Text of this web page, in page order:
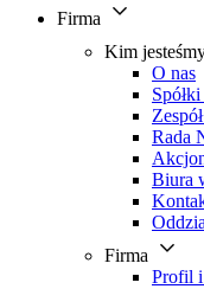
Firma
Kim
O nas
Rada
Biura
Firma
Profil i